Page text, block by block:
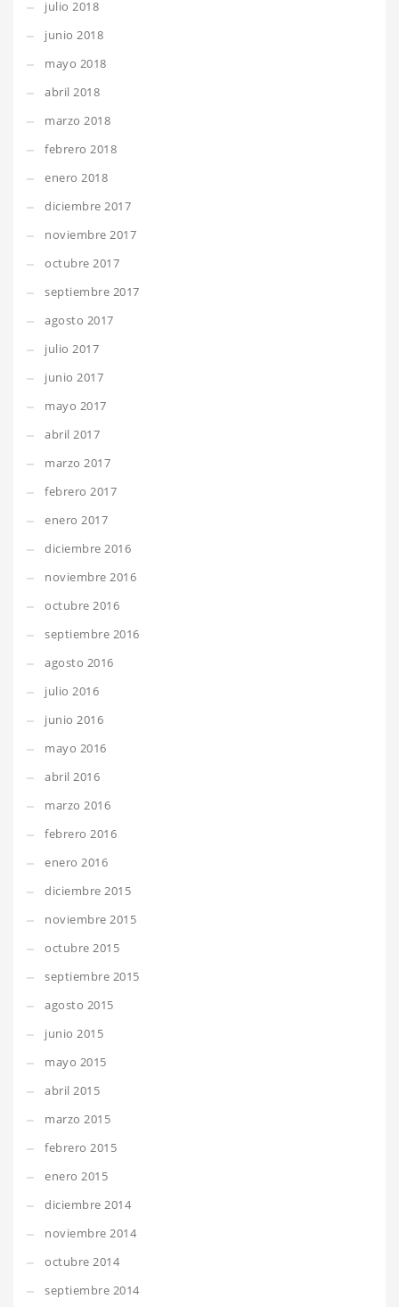
julio 2018
junio 2018
mayo 2018
abril 2018
marzo 2018
febrero 2018
enero 2018
diciembre 2017
noviembre 2017
octubre 2017
septiembre 2017
agosto 2017
julio 2017
junio 2017
mayo 2017
abril 2017
marzo 2017
febrero 2017
enero 2017
diciembre 2016
noviembre 2016
octubre 2016
septiembre 2016
agosto 2016
julio 2016
junio 2016
mayo 2016
abril 2016
marzo 2016
febrero 2016
enero 2016
diciembre 2015
noviembre 2015
octubre 2015
septiembre 2015
agosto 2015
junio 2015
mayo 2015
abril 2015
marzo 2015
febrero 2015
enero 2015
diciembre 2014
noviembre 2014
octubre 2014
septiembre 2014